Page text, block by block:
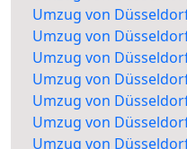
Umzug von
Umzug von
Umzug von
Umzug von
Umzug von
Umzug von
Umzug von